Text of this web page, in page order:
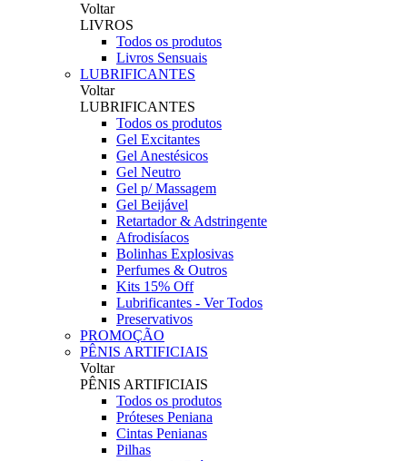
Voltar
LIVROS
Todos os produtos
Livros Sensuais
LUBRIFICANTES
Voltar
LUBRIFICANTES
Todos os produtos
Gel Excitantes
Gel Anestésicos
Gel Neutro
Gel p/ Massagem
Gel Beijável
Retartador & Adstringente
Afrodisíacos
Bolinhas Explosivas
Perfumes & Outros
Kits 15% Off
Lubrificantes - Ver Todos
Preservativos
PROMOÇÃO
PÊNIS ARTIFICIAIS
Voltar
PÊNIS ARTIFICIAIS
Todos os produtos
Próteses Peniana
Cintas Penianas
Pilhas